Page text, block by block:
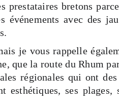
prestataires bretons
événements avec des
je vous rappelle
que la route du Rhum
régionales qui ont
esthétiques, ses